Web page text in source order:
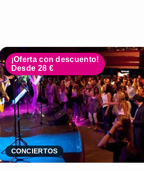
¡Oferta con descuento!
Desde 28 €
CONCIERTOS